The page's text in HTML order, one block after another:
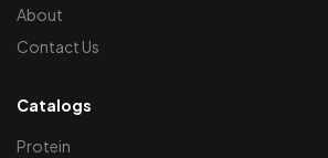
About
Contact Us
Catalogs
Protein